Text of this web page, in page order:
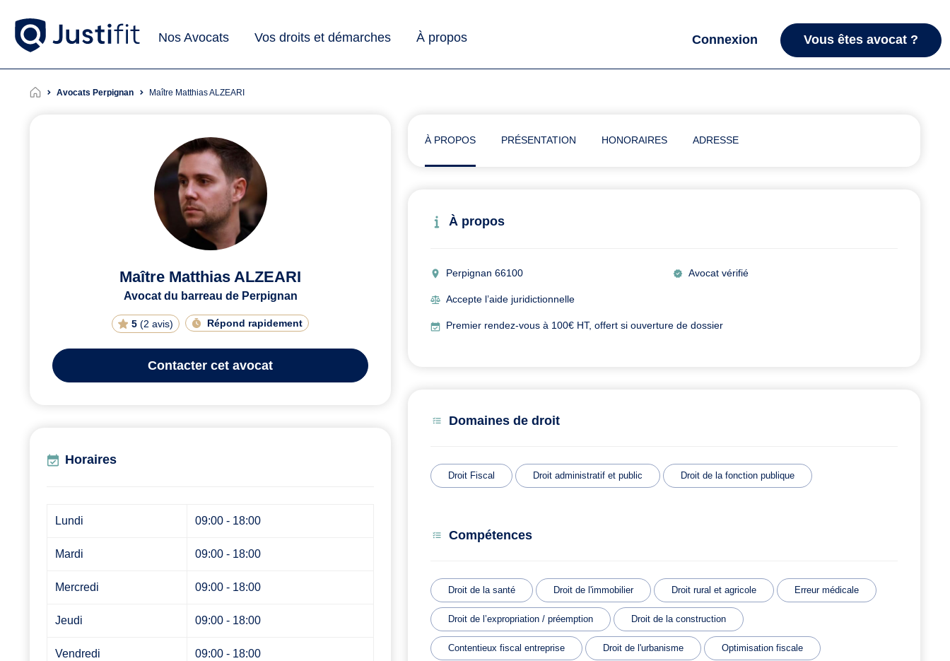
Nos Avocats Vos droits et démarches À propos Connexion Vous êtes avocat ?
Avocats Perpignan Maître Matthias ALZEARI
Maître Matthias ALZEARI
Avocat du barreau de Perpignan
5(2 avis) Répond rapidement
Contacter cet avocat
Horaires
Lundi 09:00 - 18:00
Mardi 09:00 - 18:00
Mercredi 09:00 - 18:00
Jeudi 09:00 - 18:00
Vendredi 09:00 - 18:00
À PROPOS PRÉSENTATION HONORAIRES ADRESSE
À propos
Perpignan 66100 Avocat vérifié
Accepte l’aide juridictionnelle
Premier rendez-vous à 100€ HT, offert si ouverture de dossier
Domaines de droit
Droit Fiscal Droit administratif et public Droit de la fonction publique
Compétences
Droit de la santé Droit de l'immobilier Droit rural et agricole Erreur médicale
Droit de l’expropriation / préemption Droit de la construction
Contentieux fiscal entreprise Droit de l'urbanisme Optimisation fiscale